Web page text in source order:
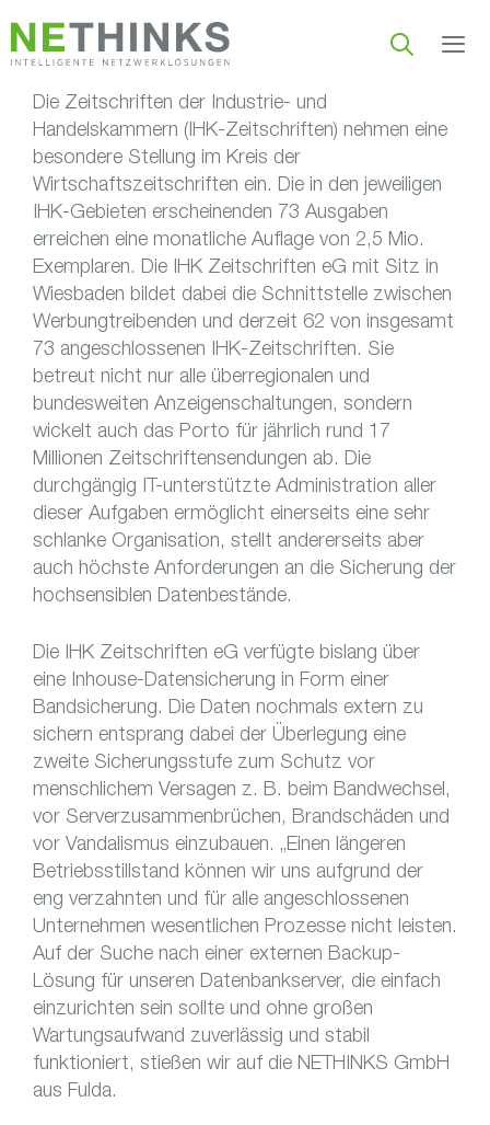
Inhalt
springen
Die Zeitschriften der Industrie- und
Handelskammern (IHK-Zeitschriften) nehmen eine
besondere Stellung im Kreis der
Wirtschaftszeitschriften ein. Die in den jeweiligen
IHK-Gebieten erscheinenden 73 Ausgaben
erreichen eine monatliche Auflage von 2,5 Mio.
Exemplaren. Die IHK Zeitschriften eG mit Sitz in
Wiesbaden bildet dabei die Schnittstelle zwischen
Werbungtreibenden und derzeit 62 von insgesamt
73 angeschlossenen IHK-Zeitschriften. Sie
betreut nicht nur alle überregionalen und
bundesweiten Anzeigenschaltungen, sondern
wickelt auch das Porto für jährlich rund 17
Millionen Zeitschriftensendungen ab. Die
durchgängig IT-unterstützte Administration aller
dieser Aufgaben ermöglicht einerseits eine sehr
schlanke Organisation, stellt andererseits aber
auch höchste Anforderungen an die Sicherung der
hochsensiblen Datenbestände.
Die IHK Zeitschriften eG verfügte bislang über
eine Inhouse-Datensicherung in Form einer
Bandsicherung. Die Daten nochmals extern zu
sichern entsprang dabei der Überlegung eine
zweite Sicherungsstufe zum Schutz vor
menschlichem Versagen z. B. beim Bandwechsel,
vor Serverzusammenbrüchen, Brandschäden und
vor Vandalismus einzubauen. „Einen längeren
Betriebsstillstand können wir uns aufgrund der
eng verzahnten und für alle angeschlossenen
Unternehmen wesentlichen Prozesse nicht leisten.
Auf der Suche nach einer externen Backup-
Lösung für unseren Datenbankserver, die einfach
einzurichten sein sollte und ohne großen
Wartungsaufwand zuverlässig und stabil
funktioniert, stießen wir auf die NETHINKS GmbH
aus Fulda.